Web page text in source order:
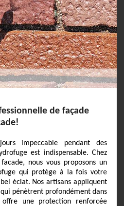
de façade
impeccable pendant des
est indispensable. Chez
nous vous proposons un
qui protège à la fois votre
éclat. Nos artisans appliquent
pénètrent profondément dans
une protection renforcée